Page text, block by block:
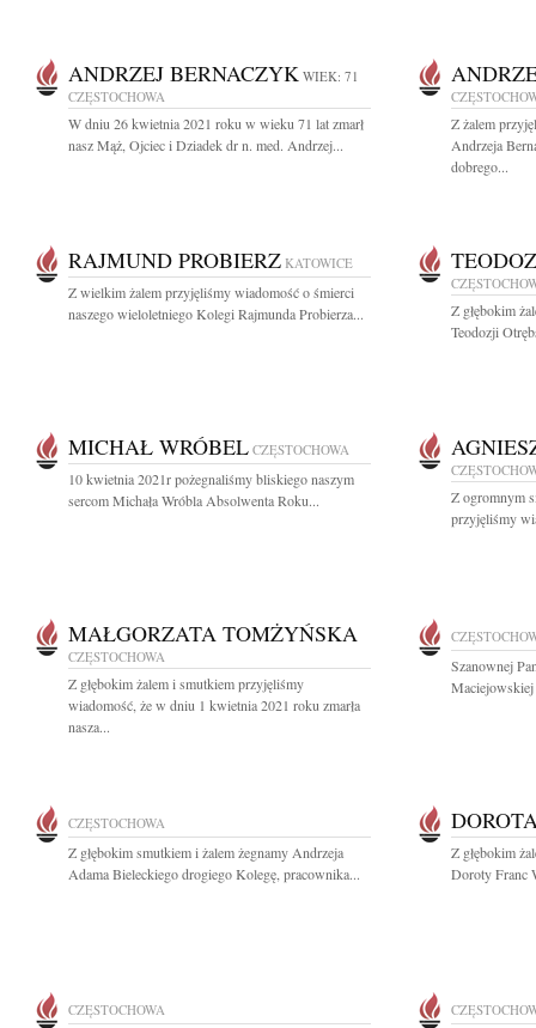
ANDRZEJ BERNACZYK WIEK: 71
CZĘSTOCHOWA
W dniu 26 kwietnia 2021 roku w wieku 71 lat zmarł
nasz Mąż, Ojciec i Dziadek dr n. med. Andrzej...
Z żalem
Andrzeja
dobrego...
RAJMUND PROBIERZ KATOWICE
Z wielkim żalem przyjęliśmy wiadomość o śmierci
naszego wieloletniego Kolegi Rajmunda Probierza...
Z głębokim
Teodozji
MICHAŁ WRÓBEL CZĘSTOCHOWA
10 kwietnia 2021r pożegnaliśmy bliskiego naszym
sercom Michała Wróbla Absolwenta Roku...
Z ogromnym
przyjęliśmy
MAŁGORZATA TOMŻYŃSKA
CZĘSTOCHOWA
Z głębokim żalem i smutkiem przyjęliśmy
wiadomość, że w dniu 1 kwietnia 2021 roku zmarła
nasza...
Szanownej
Maciejowskiej
CZĘSTOCHOWA
Z głębokim smutkiem i żalem żegnamy Andrzeja
Adama Bieleckiego drogiego Kolegę, pracownika...
Z głębokim
Doroty Franc
CZĘSTOCHOWA